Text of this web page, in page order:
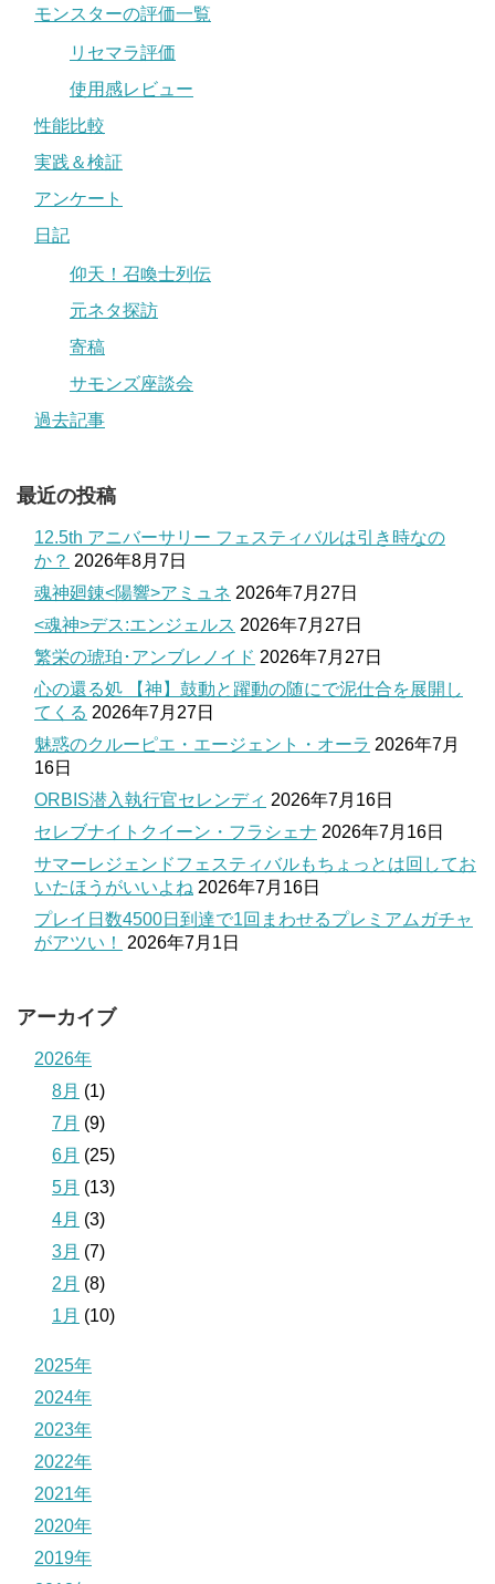
モンスターの評価一覧
リセマラ評価
使用感レビュー
性能比較
実践＆検証
アンケート
日記
仰天！召喚士列伝
元ネタ探訪
寄稿
サモンズ座談会
過去記事
最近の投稿
12.5th アニバーサリー フェスティバルは引き時なの
か？ 2026年8月7日
魂神廻錬<陽響>アミュネ 2026年7月27日
<魂神>デス:エンジェルス 2026年7月27日
繁栄の琥珀･アンブレノイド 2026年7月27日
心の還る処 【神】鼓動と躍動の随にで泥仕合を展開し
てくる 2026年7月27日
魅惑のクルーピエ・エージェント・オーラ 2026年7月
16日
ORBIS潜入執行官セレンディ 2026年7月16日
セレブナイトクイーン・フラシェナ 2026年7月16日
サマーレジェンドフェスティバルもちょっとは回してお
いたほうがいいよね 2026年7月16日
プレイ日数4500日到達で1回まわせるプレミアムガチャ
がアツい！
2026年7月1日
アーカイブ
2026年
8月 (1)
7月 (9)
6月 (25)
5月 (13)
4月 (3)
3月 (7)
2月 (8)
1月 (10)
2025年
2024年
2023年
2022年
2021年
2020年
2019年